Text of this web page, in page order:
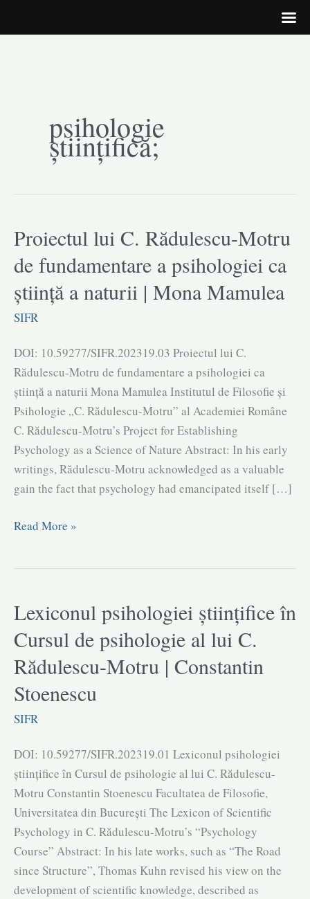
psihologie
științifică;
Proiectul lui C. Rădulescu-Motru
de fundamentare a psihologiei ca
știință a naturii | Mona Mamulea
SIFR
DOI: 10.59277/SIFR.202319.03 Proiectul lui C.
Rădulescu-Motru de fundamentare a psihologiei ca
știință a naturii Mona Mamulea Institutul de Filosofie și
Psihologie „C. Rădulescu-Motru” al Academiei Române
C. Rădulescu-Motru’s Project for Establishing
Psychology as a Science of Nature Abstract: In his early
writings, Rădulescu-Motru acknowledged as a valuable
gain the fact that psychology had emancipated itself […]
Proiectul
de
fundamentare
a
psihologiei
ca
știință
naturii
|
Mona
Mamulea
Read More »
Lexiconul psihologiei științifice în
Cursul de psihologie al lui C.
Rădulescu-Motru | Constantin
Stoenescu
SIFR
DOI: 10.59277/SIFR.202319.01 Lexiconul psihologiei
științifice în Cursul de psihologie al lui C. Rădulescu-
Motru Constantin Stoenescu Facultatea de Filosofie,
Universitatea din București The Lexicon of Scientific
Psychology in C. Rădulescu-Motru’s “Psychology
Course” Abstract: In his late works, such as “The Road
since Structure”, Thomas Kuhn revised his view on the
development of scientific knowledge, described as